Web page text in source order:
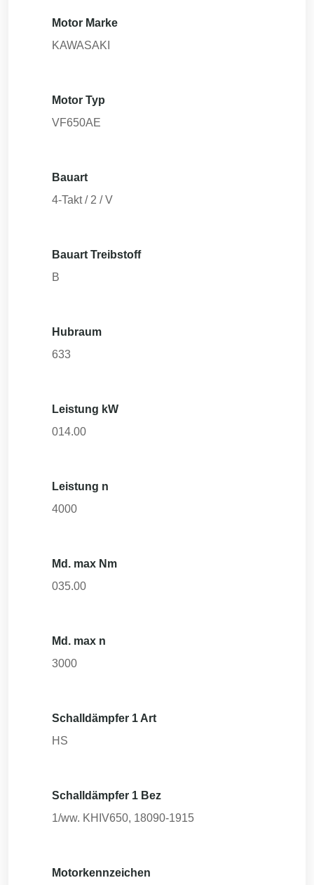
Motor Marke
KAWASAKI
Motor Typ
VF650AE
Bauart
4-Takt / 2 / V
Bauart Treibstoff
B
Hubraum
633
Leistung kW
014.00
Leistung n
4000
Md. max Nm
035.00
Md. max n
3000
Schalldämpfer 1 Art
HS
Schalldämpfer 1 Bez
1/ww. KHIV650, 18090-1915
Motorkennzeichen